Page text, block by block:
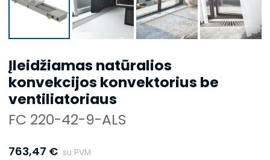
Įleidžiamas natūralios
konvekcijos konvektorius be
ventiliatoriaus
FC 220-42-9-ALS
763,47 € su PVM